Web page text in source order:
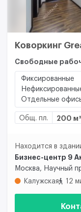
Коворкинг
Свободные
Фиксированные
Отдельные
Общ. пл. 200 м²
Находится в
Бизнес-центр 9
Москва, Научный
Калужская
12